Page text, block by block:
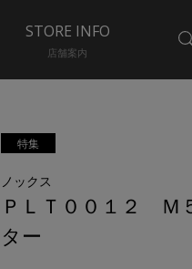
STORE INFO
店舗案内
特集
ノックス
ＰＬＴ００１２
ター